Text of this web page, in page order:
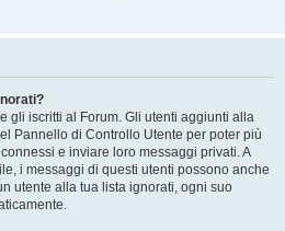
gli iscritti al Forum. Gli utenti aggiunti alla
Pannello di Controllo Utente per poter più
e inviare loro messaggi privati. A
i messaggi di questi utenti possono anche
utente alla tua lista ignorati, ogni suo